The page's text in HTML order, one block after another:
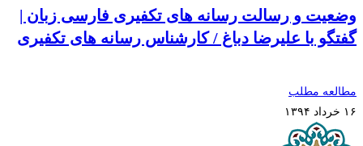
وضعیت و رسالت رسانه های تکفیری فارسی زبان |
گفتگو با علیرضا دباغ / کارشناس رسانه های تکفیری
مطالعه مطلب
۱۶ خرداد ۱۳۹۴